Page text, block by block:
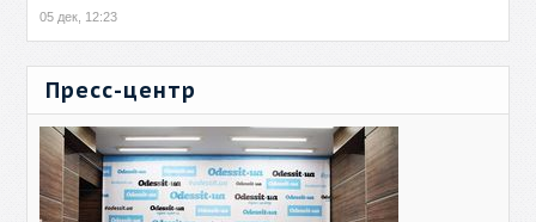
05 дек, 12:23
Пресс-центр